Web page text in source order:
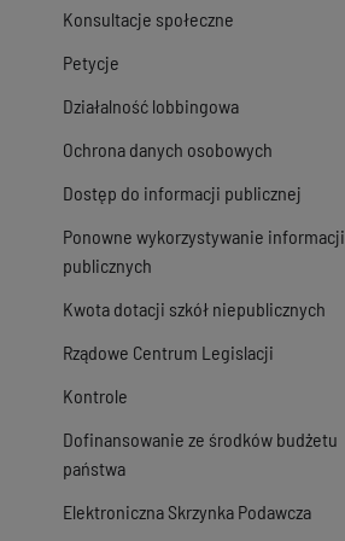
Konsultacje społeczne
Petycje
Działalność lobbingowa
Ochrona danych osobowych
Dostęp do informacji publicznej
Ponowne wykorzystywanie informacji
publicznych
Kwota dotacji szkół niepublicznych
Rządowe Centrum Legislacji
Kontrole
Dofinansowanie ze środków budżetu
państwa
Elektroniczna Skrzynka Podawcza